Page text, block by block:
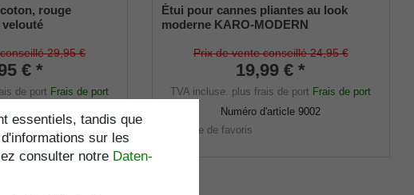
rouge
29,95 €
€ *
de port Frais de port
Étui pour cannes pliantes au look
moderne KARO-MODERN
Prix de vente conseillé 24,95 €
19,99 € *
TVA incluse. plus frais de port Frais de port
Numéro d'article9002
Liste de favoris
essentiels, tandis que
sur les
consulter notre Daten­